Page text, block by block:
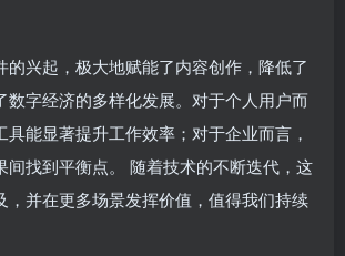
的兴起，极大地赋能了内容创作，降低了
数字经济的多样化发展。对于个人用户而
能显著提升工作效率；对于企业而言，
间找到平衡点。 随着技术的不断迭代，这
，并在更多场景发挥价值，值得我们持续